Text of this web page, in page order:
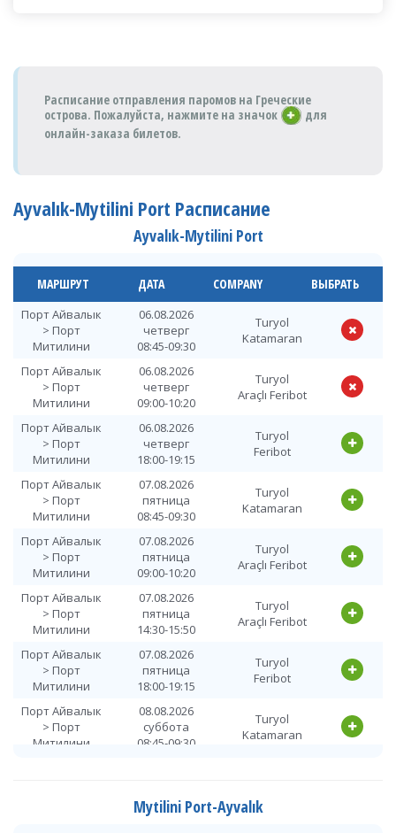
Расписание отправления паромов на Греческие
острова. Пожалуйста, нажмите на значок
для
онлайн-заказа билетов.
Ayvalık-Mytilini Port Расписание
Ayvalık-Mytilini Port
МАРШРУТ ДАТА COMPANY ВЫБРАТЬ
Порт Айвалык
> Порт
Митилини
06.08.2026
четверг
08:45-09:30
Turyol
Katamaran
Порт Айвалык
> Порт
Митилини
06.08.2026
четверг
09:00-10:20
Turyol
Araçlı Feribot
Порт Айвалык
> Порт
Митилини
06.08.2026
четверг
18:00-19:15
Turyol
Feribot
Порт Айвалык
> Порт
Митилини
07.08.2026
пятница
08:45-09:30
Turyol
Katamaran
Порт Айвалык
> Порт
Митилини
07.08.2026
пятница
09:00-10:20
Turyol
Araçlı Feribot
Порт Айвалык
> Порт
Митилини
07.08.2026
пятница
14:30-15:50
Turyol
Araçlı Feribot
Порт Айвалык
> Порт
Митилини
07.08.2026
пятница
18:00-19:15
Turyol
Feribot
Порт Айвалык
> Порт
Митилини
08.08.2026
суббота
08:45-09:30
Turyol
Katamaran
09:00-10:20
Mytilini Port-Ayvalık